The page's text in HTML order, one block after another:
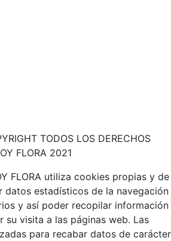
TODOS LOS DERECHOS
FLORA 2021
FLORA utiliza cookies propias y de
datos estadísticos de la navegación
y así poder recopilar información
su visita a las páginas web. Las
para recabar datos de carácter